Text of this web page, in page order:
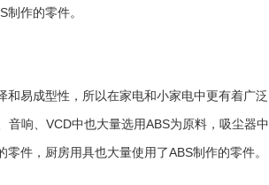
制作的零件。
和易成型性，所以在家电和小家电中更有着广泛
音响、 VCD中也大量选用ABS为原料，吸尘器中
零件，厨房用具也大量使用了ABS制作的零件。